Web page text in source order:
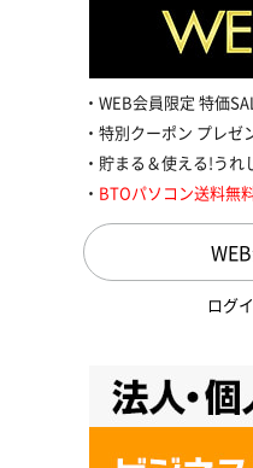
WEB会員限定 特価
特別クーポン プレゼ
貯まる＆使える!うれ
BTOパソコン送料無
ログ